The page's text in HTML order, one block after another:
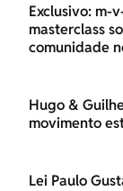
Exclusivo: m-
masterclass
comunidade
Hugo &
movimento
Lei Paulo